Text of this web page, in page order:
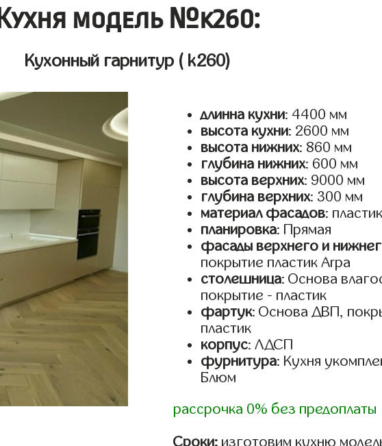
Кухня модель №k260:
Кухонный гарнитур ( k260)
длинна кухни: 4400 мм
высота кухни: 2600 мм
высота нижних: 860 мм
глубина нижних: 600 мм
высота верхних: 9000 мм
глубина верхних: 300 мм
материал фасадов: пластик
планировка: Прямая
фасады верхнего и
покрытие пластик Arpa
столешница: Основа
покрытие - пластик
фартук: Основа ДВП,
пластик
корпус: ЛДСП
фурнитура: Кухня
Блюм
рассрочка 0% без предоплаты
Сроки: изготовим кухню